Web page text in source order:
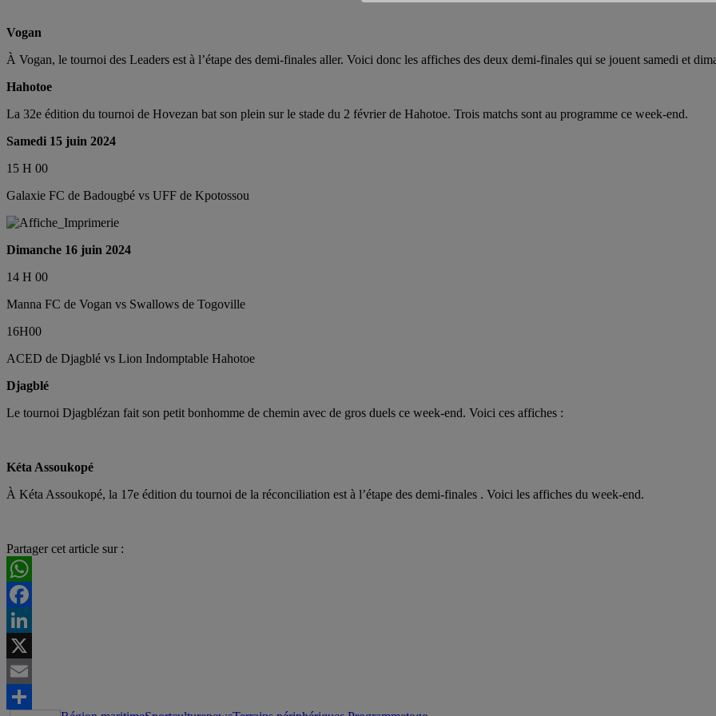
Vogan
À Vogan, le tournoi des Leaders est à l’étape des demi-finales aller. Voici donc les affiches des deux demi-finales qui se jouent samedi et
Hahotoe
La 32e édition du tournoi de Hovezan bat son plein sur le stade du 2 février de Hahotoe. Trois matchs sont au programme ce week-end.
Samedi 15 juin 2024
15 H 00
Galaxie FC de Badougbé vs UFF de Kpotossou
Dimanche 16 juin 2024
14 H 00
Manna FC de Vogan vs Swallows de Togoville
16H00
ACED de Djagblé vs Lion Indomptable Hahotoe
Djagblé
Le tournoi Djagblézan fait son petit bonhomme de chemin avec de gros duels ce week-end. Voici ces affiches :
Kéta Assoukopé
À Kéta Assoukopé, la 17e édition du tournoi de la réconciliation est à l’étape des demi-finales . Voici les affiches du week-end.
Partager cet article sur :
WhatsApp
Facebook
LinkedIn
X
Email